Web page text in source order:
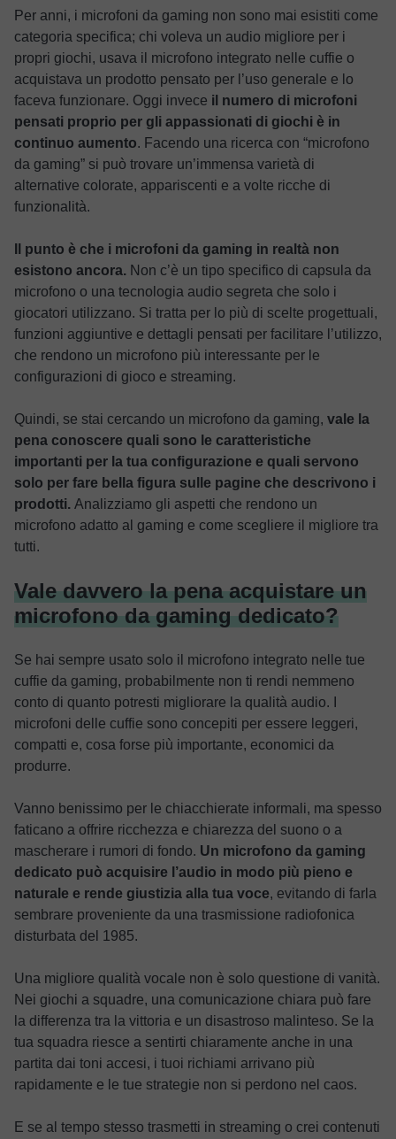
Per anni, i microfoni da gaming non sono mai esistiti come
categoria specifica; chi voleva un audio migliore per i
propri giochi, usava il microfono integrato nelle cuffie o
acquistava un prodotto pensato per l’uso generale e lo
faceva funzionare. Oggi invece il numero di microfoni
pensati proprio per gli appassionati di giochi è in
continuo aumento. Facendo una ricerca con “microfono
da gaming” si può trovare un’immensa varietà di
alternative colorate, appariscenti e a volte ricche di
funzionalità.
Il punto è che i microfoni da gaming in realtà non
esistono ancora. Non c’è un tipo specifico di capsula da
microfono o una tecnologia audio segreta che solo i
giocatori utilizzano. Si tratta per lo più di scelte progettuali,
funzioni aggiuntive e dettagli pensati per facilitare l’utilizzo,
che rendono un microfono più interessante per le
configurazioni di gioco e streaming.
Quindi, se stai cercando un microfono da gaming, vale la
pena conoscere quali sono le caratteristiche
importanti per la tua configurazione e quali servono
solo per fare bella figura sulle pagine che descrivono i
prodotti. Analizziamo gli aspetti che rendono un
microfono adatto al gaming e come scegliere il migliore tra
tutti.
Vale davvero la pena acquistare un
microfono da gaming dedicato?
Se hai sempre usato solo il microfono integrato nelle tue
cuffie da gaming, probabilmente non ti rendi nemmeno
conto di quanto potresti migliorare la qualità audio. I
microfoni delle cuffie sono concepiti per essere leggeri,
compatti e, cosa forse più importante, economici da
produrre.
Vanno benissimo per le chiacchierate informali, ma spesso
faticano a offrire ricchezza e chiarezza del suono o a
mascherare i rumori di fondo. Un microfono da gaming
dedicato può acquisire l’audio in modo più pieno e
naturale e rende giustizia alla tua voce, evitando di farla
sembrare proveniente da una trasmissione radiofonica
disturbata del 1985.
Una migliore qualità vocale non è solo questione di vanità.
Nei giochi a squadre, una comunicazione chiara può fare
la differenza tra la vittoria e un disastroso malinteso. Se la
tua squadra riesce a sentirti chiaramente anche in una
partita dai toni accesi, i tuoi richiami arrivano più
rapidamente e le tue strategie non si perdono nel caos.
E se al tempo stesso trasmetti in streaming o crei contenuti